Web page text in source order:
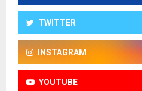
TWITTER
INSTAGRAM
YOUTUBE